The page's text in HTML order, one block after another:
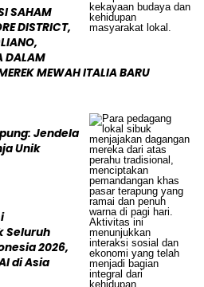
SAHAM
DISTRICT,
DALAM
MEWAH ITALIA BARU
Jendela
Unik
Seluruh
2026,
di Asia